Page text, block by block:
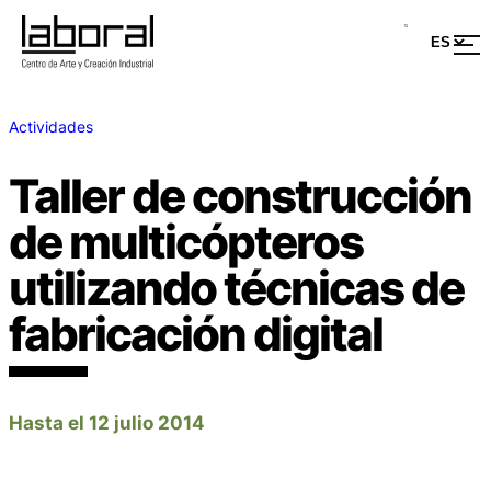
Actividades
Taller de construcción
de multicópteros
utilizando técnicas de
fabricación digital
Hasta el 12 julio 2014